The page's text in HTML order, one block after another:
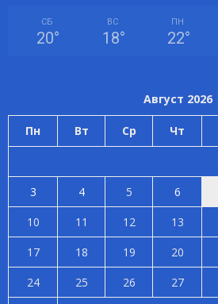
СБ
20°
ВС
18°
ПН
22°
Август 2026
Пн Вт Ср Чт
3
4 5 6
10
11 12 13
17
18 19 20
24
25 26 27